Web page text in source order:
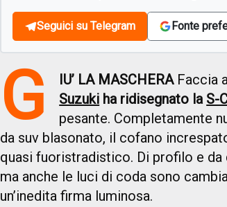
Seguici su Telegram Fonte
G IU’ LA MASCHERAFaccia
Suzuki ha ridisegnato la S-
pesante. Completamente
da suv blasonato, il cofano
quasi fuoristradistico. Di profilo e
ma anche le luci di coda sono
un’inedita firma luminosa.